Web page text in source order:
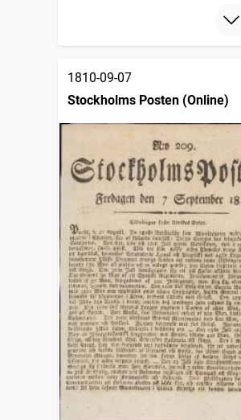
1810-09-07
Stockholms Posten (Online)